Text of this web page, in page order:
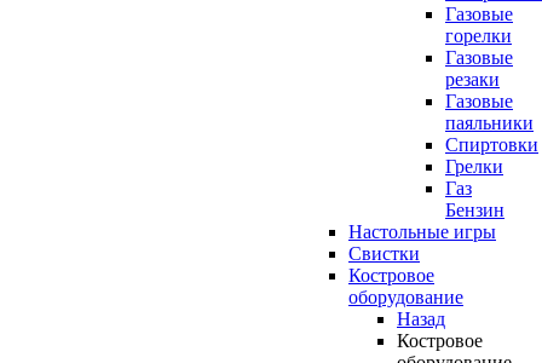
Газовые
горелки
Газовые
резаки
Газовые
паяльники
Спиртовки
Грелки
Газ
Бензин
Настольные игры
Свистки
Костровое
оборудование
Назад
Костровое